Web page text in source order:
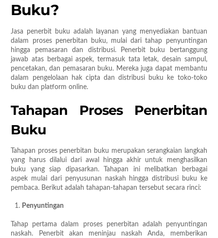
Buku?
Jasa penerbit buku adalah layanan yang menyediakan bantuan
dalam proses penerbitan buku, mulai dari tahap penyuntingan
hingga pemasaran dan distribusi. Penerbit buku bertanggung
jawab atas berbagai aspek, termasuk tata letak, desain sampul,
pencetakan, dan pemasaran buku. Mereka juga dapat membantu
dalam pengelolaan hak cipta dan distribusi buku ke toko-toko
buku dan platform online.
Tahapan Proses Penerbitan
Buku
Tahapan proses penerbitan buku merupakan serangkaian langkah
yang harus dilalui dari awal hingga akhir untuk menghasilkan
buku yang siap dipasarkan. Tahapan ini melibatkan berbagai
aspek mulai dari penyusunan naskah hingga distribusi buku ke
pembaca. Berikut adalah tahapan-tahapan tersebut secara rinci:
Penyuntingan
Tahap pertama dalam proses penerbitan adalah penyuntingan
naskah. Penerbit akan meninjau naskah Anda, memberikan